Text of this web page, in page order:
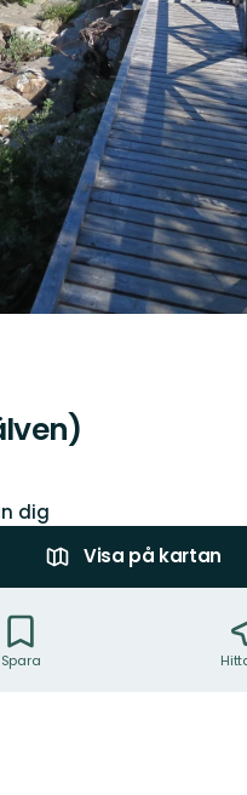
dig
Visa på kartan
Spara